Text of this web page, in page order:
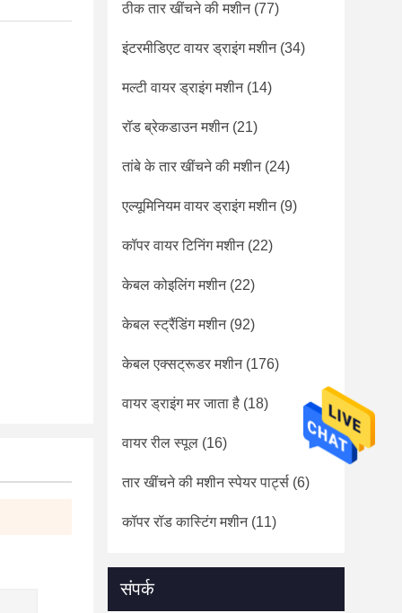
ठीक तार खींचने की मशीन(77)
इंटरमीडिएट वायर ड्राइंग मशीन(34)
मल्टी वायर ड्राइंग मशीन(14)
रॉड ब्रेकडाउन मशीन(21)
तांबे के तार खींचने की मशीन(24)
एल्यूमिनियम वायर ड्राइंग मशीन(9)
कॉपर वायर टिनिंग मशीन(22)
केबल कोइलिंग मशीन(22)
केबल स्ट्रैंडिंग मशीन(92)
केबल एक्सट्रूडर मशीन(176)
वायर ड्राइंग मर जाता है (18)
वायर रील स्पूल (16)
तार खींचने की मशीन स्पेयर पार्ट्स (6)
कॉपर रॉड कास्टिंग मशीन(11)
संपर्क